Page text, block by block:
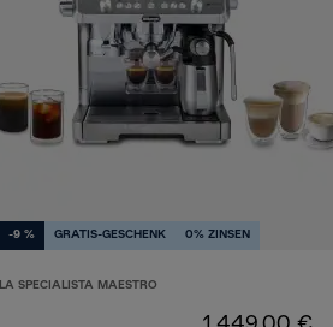
-9 % GRATIS-GESCHENK 0% ZINSEN
LA SPECIALISTA MAESTRO